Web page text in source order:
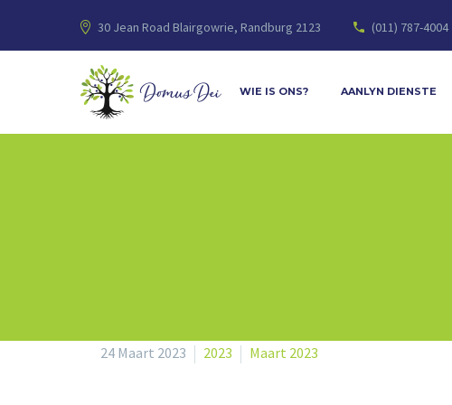
30 Jean Road Blairgowrie, Randburg 2123 (011) 787-4004
WIE IS ONS? AANLYN DIENSTE
24 Maart 2023 2023 Maart 2023